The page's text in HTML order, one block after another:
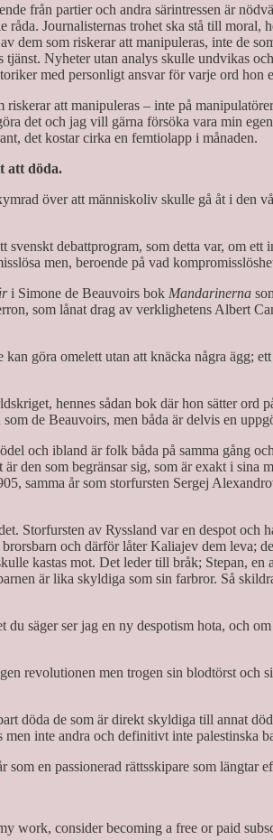
från partier och andra särintressen är
Journalisternas trohet ska stå till moral,
dem som riskerar att manipuleras, inte de
Nyheter utan analys skulle undvikas
med personligt ansvar för varje ord hon
att manipuleras – inte på
det och jag vill gärna försöka vara min
det kostar cirka en femtiolapp i månaden.
att döda.
över att människoliv skulle gå åt i den
debattprogram, som detta var, om
men, beroende på vad
i Simone de Beauvoirs bok Mandarinerna
som lånat drag av verklighetens Albert
göra omelett utan att knäcka några
hennes sådan bok där hon sätter ord
de Beauvoirs, men båda är delvis en
och ibland är folk båda på samma gång
den som begränsar sig, som är exakt i sina
samma år som storfursten Sergej
Storfursten av Ryssland var en despot
och därför låter Kaliajev dem leva;
kastas mot. Det leder till bråk; Stepan,
är lika skyldiga som sin farbror. Så
säger ser jag en ny despotism hota, och
revolutionen men trogen sin blodtörst
döda de som är direkt skyldiga till annat
inte andra och definitivt inte palestinska
en passionerad rättsskipare som
work, consider becoming a free or paid